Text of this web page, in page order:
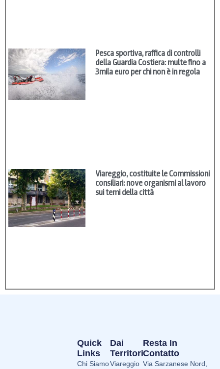
Pesca sportiva, raffica di controlli
della Guardia Costiera: multe fino a
3mila euro per chi non è in regola
Viareggio, costituite le Commissioni
consiliari: nove organismi al lavoro
sui temi della città
Dai
Territori
Viareggio
Quick
Links
Chi Siamo
Resta In
Contatto
Via Sarzanese Nord,